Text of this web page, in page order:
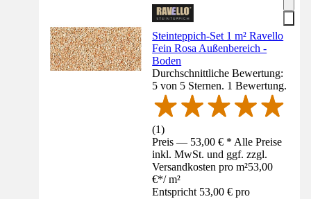
Steinteppich-Set 1 m² Ravello
Fein Rosa Außenbereich -
Boden
Durchschnittliche Bewertung:
5 von 5 Sternen. 1 Bewertung.
(1)
Preis — 53,00 € * Alle Preise
inkl. MwSt. und ggf. zzgl.
Versandkosten pro m²53,00
€*/ m²
Entspricht 53,00 € pro